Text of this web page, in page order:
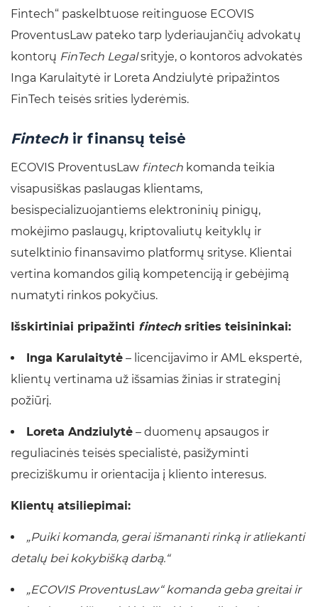
Fintech“ paskelbtuose reitinguose ECOVIS
ProventusLaw pateko tarp lyderiaujančių advokatų
kontorų FinTech Legalsrityje, o kontoros advokatės
Inga Karulaitytė ir Loreta Andziulytė pripažintos
FinTech teisės srities lyderėmis.
Fintechir finansų teisė
ECOVIS ProventusLaw fintech komanda teikia
visapusiškas paslaugas klientams,
besispecializuojantiems elektroninių pinigų,
mokėjimo paslaugų, kriptovaliutų keityklų ir
sutelktinio finansavimo platformų srityse. Klientai
vertina komandos gilią kompetenciją ir gebėjimą
numatyti rinkos pokyčius.
Išskirtiniai pripažinti fintechsrities teisininkai:
Inga Karulaitytė – licencijavimo ir AML ekspertė,
klientų vertinama už išsamias žinias ir strateginį
požiūrį.
Loreta Andziulytė – duomenų apsaugos ir
reguliacinės teisės specialistė, pasižyminti
preciziškumu ir orientacija į kliento interesus.
Klientų atsiliepimai:
„Puiki komanda, gerai išmananti rinką ir atliekanti
detalų bei kokybišką darbą.“
„ECOVIS ProventusLaw“ komanda geba greitai ir